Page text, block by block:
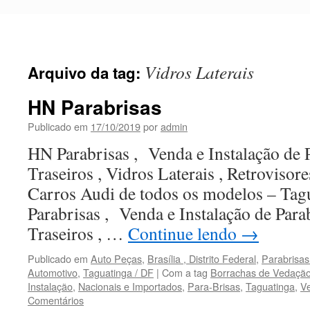
Arquivo da tag: Vidros Laterais
HN Parabrisas
Publicado em 17/10/2019poradmin
HN Parabrisas , Venda e Instalação de
Traseiros , Vidros Laterais ,
Carros Audi de todos os modelos –
Parabrisas , Venda e Instalação de
Traseiros , … Continue lendo →
Publicado em Auto Peças, Brasília , Distrito Federal,
Automotivo, Taguatinga / DF | Com a tag Borrachas de
Instalação, Nacionais e Importados, Para-Brisas, Taguatinga,
Comentários